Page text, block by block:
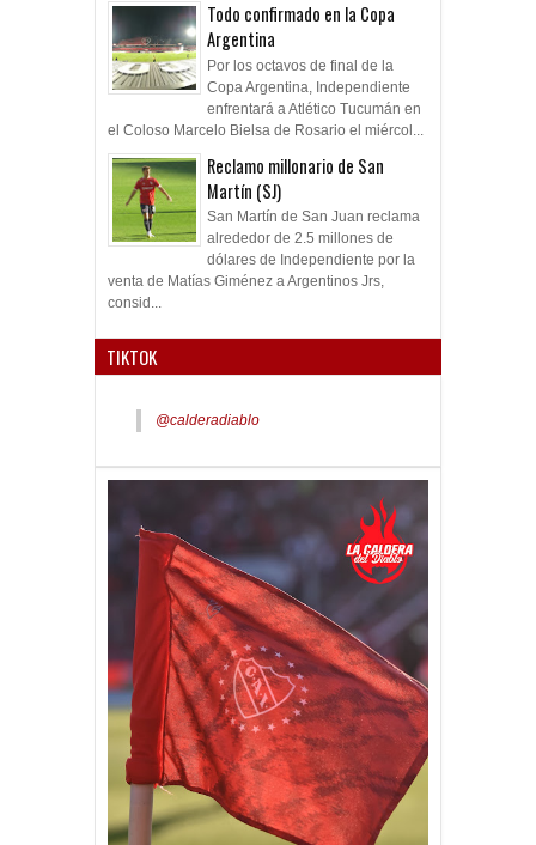
Todo confirmado en la Copa
Argentina
Por los octavos de final de la
Copa Argentina, Independiente
enfrentará a Atlético Tucumán en
el Coloso Marcelo Bielsa de Rosario el miércol...
Reclamo millonario de San
Martín (SJ)
San Martín de San Juan reclama
alrededor de 2.5 millones de
dólares de Independiente por la
venta de Matías Giménez a Argentinos Jrs,
consid...
TIKTOK
@calderadiablo